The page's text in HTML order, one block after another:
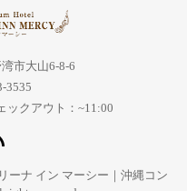
湾市大山6-8-6
3535
クアウト：~11:00
ーナ イン マーシー｜沖縄コン